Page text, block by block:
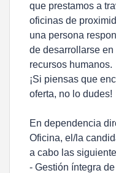
que prestamos a
oficinas de
una persona
de desarrollarse
recursos humanos.
¡Si piensas que
oferta, no lo dudes!
En dependencia
Oficina, el/la
a cabo las
- Gestión íntegra